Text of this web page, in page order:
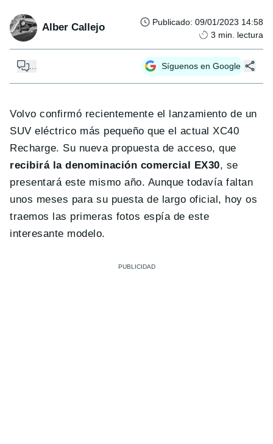
Alber Callejo Publicado: 09/01/2023 14:58
3 min. lectura
Síguenos en Google
Volvo confirmó recientemente el lanzamiento de un
SUV eléctrico más pequeño que el actual XC40
Recharge. Su nueva propuesta de acceso, que
recibirá la denominación comercial EX30, se
presentará este mismo año. Aunque todavía faltan
unos meses para su puesta de largo oficial, hoy os
traemos las primeras fotos espía de este
interesante modelo.